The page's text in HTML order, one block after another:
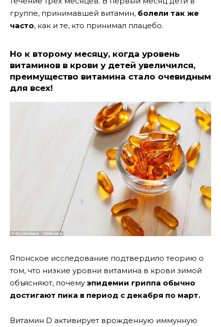
группе, принимавшей витамин, болели так же
часто, как и те, кто принимал плацебо.
Но к второму месяцу, когда уровень
витаминов в крови у детей увеличился,
преимущество витамина стало очевидным
для всех!
Японское исследование подтвердило теорию о
том, что низкие уровни витамина в крови зимой
объясняют, почему эпидемии гриппа обычно
достигают пика в период с декабря по март.
Витамин D активирует врожденную иммунную